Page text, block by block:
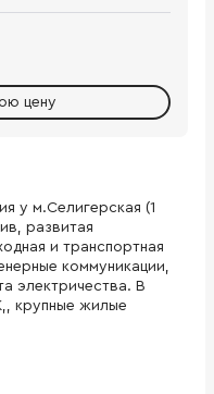
цену
у м.Селигерская (1
развитая
и транспортная
коммуникации,
электричества. В
крупные жилые